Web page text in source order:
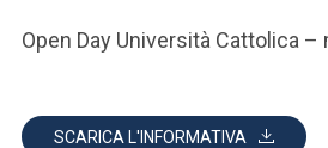
Open Day Università Cattolica –
SCARICA L'INFORMATIVA